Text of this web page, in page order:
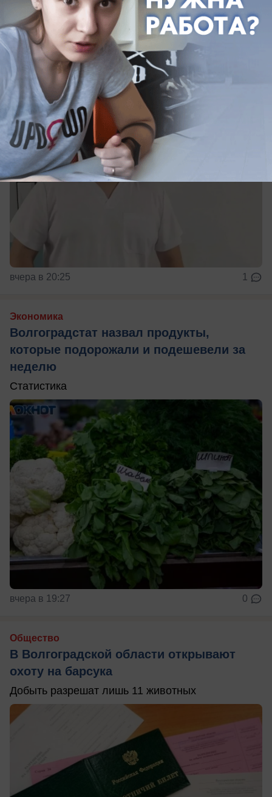
Общество
Хирург из Волжского месяц спасал
людей в ЛНР
Вместо отпуска — операционная
вчера в 20:25 1
Экономика
Волгоградстат назвал продукты,
которые подорожали и подешевели за
неделю
Статистика
вчера в 19:27 0
Общество
В Волгоградской области открывают
охоту на барсука
Добыть разрешат лишь 11 животных